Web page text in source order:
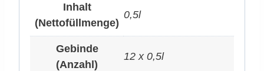
Inhalt
(Nettofüllmenge)
0,5l
Gebinde
(Anzahl)
12 x 0,5l